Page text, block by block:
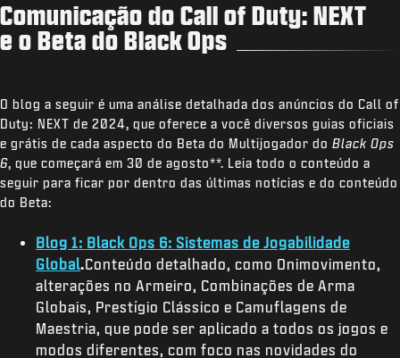
Comunicação do Call of Duty: NEXT
e o Beta do Black Ops
O blog a seguir é uma análise detalhada dos anúncios do Call of
Duty: NEXT de 2024, que oferece a você diversos guias oficiais
e grátis de cada aspecto do Beta do Multijogador do Black Ops
6, que começará em 30 de agosto**. Leia todo o conteúdo a
seguir para ficar por dentro das últimas notícias e do conteúdo
do Beta:
Blog 1: Black Ops 6: Sistemas de Jogabilidade
Global .Conteúdo detalhado, como Onimovimento,
alterações no Armeiro, Combinações de Arma
Globais, Prestígio Clássico e Camuflagens de
Maestria, que pode ser aplicado a todos os jogos e
modos diferentes, com foco nas novidades do